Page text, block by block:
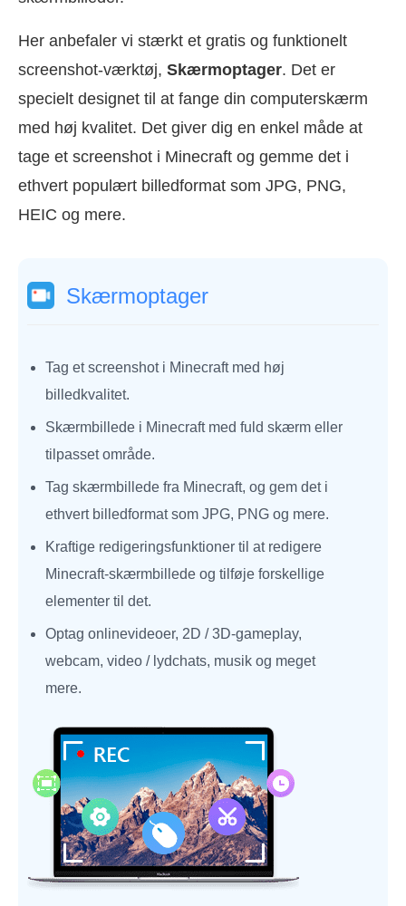
Her anbefaler vi stærkt et gratis og funktionelt
screenshot-værktøj, Skærmoptager. Det er
specielt designet til at fange din computerskærm
med høj kvalitet. Det giver dig en enkel måde at
tage et screenshot i Minecraft og gemme det i
ethvert populært billedformat som JPG, PNG,
HEIC og mere.
Skærmoptager
Tag et screenshot i Minecraft med høj
billedkvalitet.
Skærmbillede i Minecraft med fuld skærm eller
tilpasset område.
Tag skærmbillede fra Minecraft, og gem det i
ethvert billedformat som JPG, PNG og mere.
Kraftige redigeringsfunktioner til at redigere
Minecraft-skærmbillede og tilføje forskellige
elementer til det.
Optag onlinevideoer, 2D / 3D-gameplay,
webcam, video / lydchats, musik og meget
mere.